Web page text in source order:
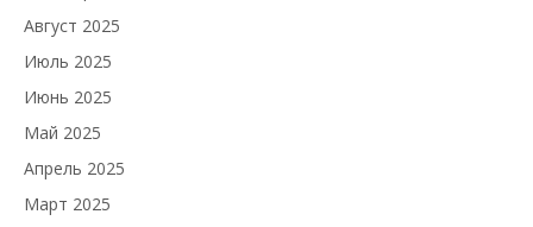
Август 2025
Июль 2025
Июнь 2025
Май 2025
Апрель 2025
Март 2025